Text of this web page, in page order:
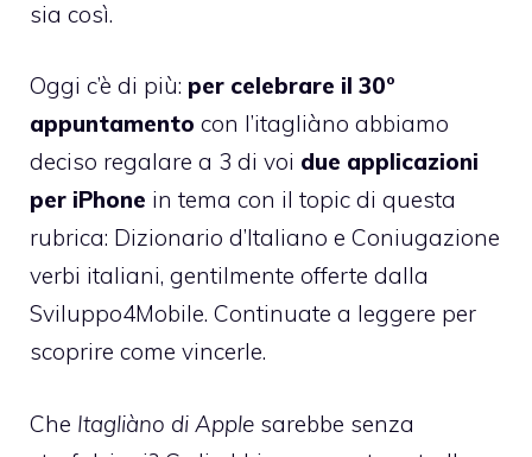
sia così.
Oggi c’è di più: per celebrare il 30°
appuntamento con l’itagliàno abbiamo
deciso regalare a 3 di voi due applicazioni
per iPhone in tema con il topic di questa
rubrica: Dizionario d’Italiano e Coniugazione
verbi italiani, gentilmente offerte dalla
Sviluppo4Mobile. Continuate a leggere per
scoprire come vincerle.
Che Itagliàno di Apple sarebbe senza